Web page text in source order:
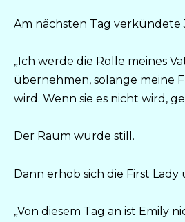
Am nächsten Tag verkündete
„Ich werde die Rolle meines
übernehmen, solange meine
wird. Wenn sie es nicht wird,
Der Raum wurde still.
Dann erhob sich die First
„Von diesem Tag an ist Emily